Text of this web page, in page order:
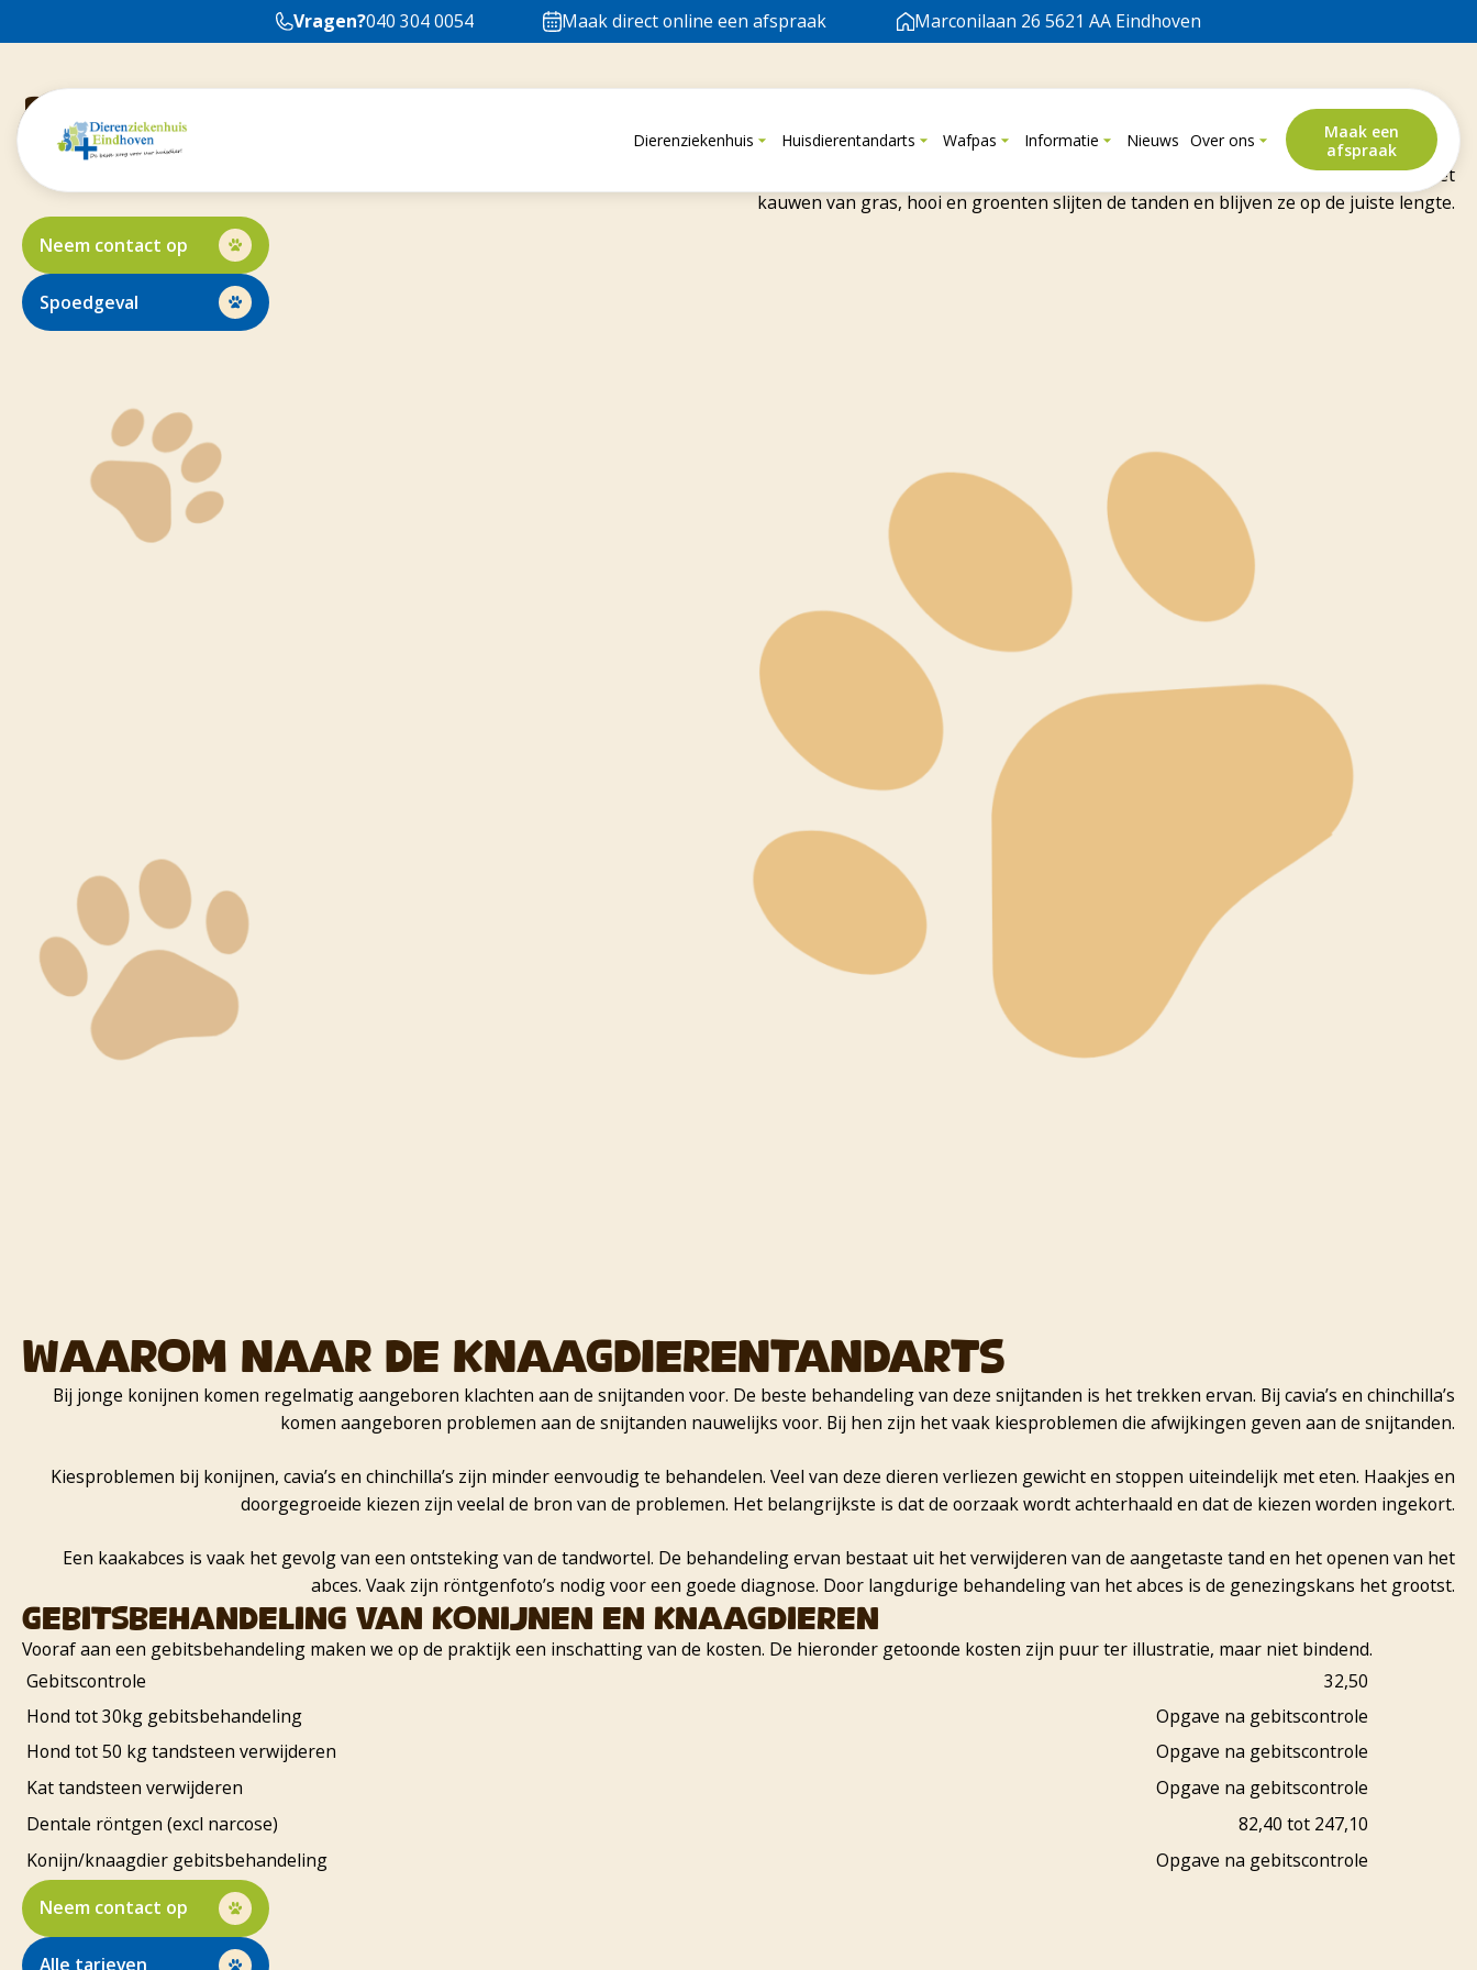
Vragen?040 304 0054 Maak direct online een afspraak Marconilaan 26 5621 AA Eindhoven
Dierenziekenhuis Huisdierentandarts Wafpas Informatie Nieuws Over ons
Maak een
afspraak
Konijnen- en knaagdierentandarts
Het gebit van konijnen en knaagdieren is heel anders dan dat van honden en katten. Bij konijnen, cavia’s en chinchilla’s groeien de snijtanden en kiezen altijd door. Door het
kauwen van gras, hooi en groenten slijten de tanden en blijven ze op de juiste lengte.
Neem contact op
Spoedgeval
Waarom naar de knaagdierentandarts
Bij jonge konijnen komen regelmatig aangeboren klachten aan de snijtanden voor. De beste behandeling van deze snijtanden is het trekken ervan. Bij cavia’s en chinchilla’s
komen aangeboren problemen aan de snijtanden nauwelijks voor. Bij hen zijn het vaak kiesproblemen die afwijkingen geven aan de snijtanden.
Kiesproblemen bij konijnen, cavia’s en chinchilla’s zijn minder eenvoudig te behandelen. Veel van deze dieren verliezen gewicht en stoppen uiteindelijk met eten. Haakjes en
doorgegroeide kiezen zijn veelal de bron van de problemen. Het belangrijkste is dat de oorzaak wordt achterhaald en dat de kiezen worden ingekort.
Een kaakabces is vaak het gevolg van een ontsteking van de tandwortel. De behandeling ervan bestaat uit het verwijderen van de aangetaste tand en het openen van het
abces. Vaak zijn röntgenfoto’s nodig voor een goede diagnose. Door langdurige behandeling van het abces is de genezingskans het grootst.
Gebitsbehandeling van konijnen en knaagdieren
Vooraf aan een gebitsbehandeling maken we op de praktijk een inschatting van de kosten. De hieronder getoonde kosten zijn puur ter illustratie, maar niet bindend.
Gebitscontrole
32,50
Hond tot 30kg gebitsbehandeling
Opgave na gebitscontrole
Hond tot 50 kg tandsteen verwijderen
Opgave na gebitscontrole
Kat tandsteen verwijderen
Opgave na gebitscontrole
Dentale röntgen (excl narcose)
82,40 tot 247,10
Konijn/knaagdier gebitsbehandeling
Opgave na gebitscontrole
Neem contact op
Alle tarieven